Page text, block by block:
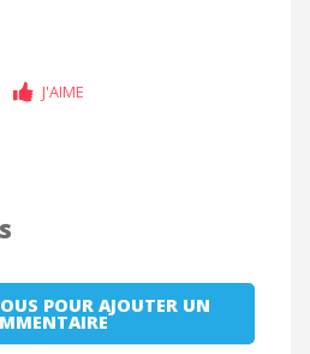
J'AIME
POUR AJOUTER UN